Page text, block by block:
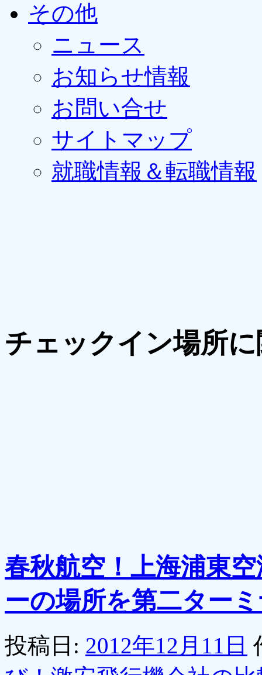
その他
ニュース
お知らせ情報
お問い合せ
サイトマップ
就職情報＆転職情報
チェックイン場所
春秋航空！上海浦東
ーの場所を第二ター
投稿日: 2012年12月11日